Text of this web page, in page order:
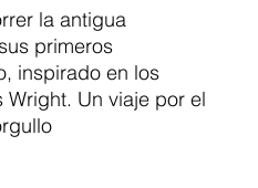
la antigua
primeros
inspirado en los
Un viaje por el